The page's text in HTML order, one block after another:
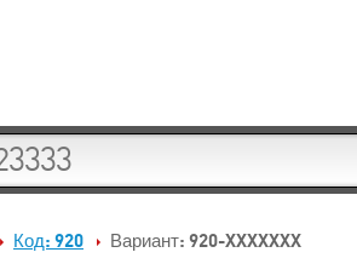
Код: 920 Вариант: 920-XXXXXXX